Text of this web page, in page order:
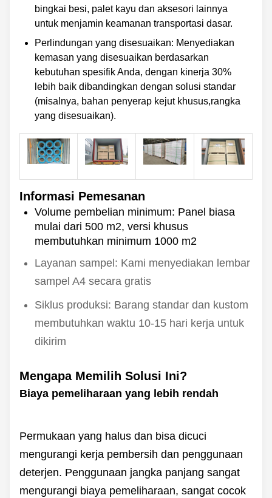
bingkai besi, palet kayu dan aksesori lainnya
untuk menjamin keamanan transportasi dasar.
Perlindungan yang disesuaikan: Menyediakan
kemasan yang disesuaikan berdasarkan
kebutuhan spesifik Anda, dengan kinerja 30%
lebih baik dibandingkan dengan solusi standar
(misalnya, bahan penyerap kejut khusus,rangka
yang disesuaikan).
Informasi Pemesanan
Volume pembelian minimum: Panel biasa
mulai dari 500 m2, versi khusus
membutuhkan minimum 1000 m2
Layanan sampel: Kami menyediakan lembar
sampel A4 secara gratis
Siklus produksi: Barang standar dan kustom
membutuhkan waktu 10-15 hari kerja untuk
dikirim
Mengapa Memilih Solusi Ini?
Biaya pemeliharaan yang lebih rendah
Permukaan yang halus dan bisa dicuci
mengurangi kerja pembersih dan penggunaan
deterjen. Penggunaan jangka panjang sangat
mengurangi biaya pemeliharaan, sangat cocok